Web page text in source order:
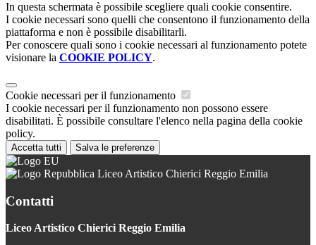
In questa schermata è possibile scegliere quali cookie consentire.
I cookie necessari sono quelli che consentono il funzionamento della
piattaforma e non è possibile disabilitarli.
Per conoscere quali sono i cookie necessari al funzionamento potete
visionare la COOKIE POLICY.
Cookie necessari per il funzionamento
I cookie necessari per il funzionamento non possono essere
disabilitati. È possibile consultare l'elenco nella pagina della cookie
policy.
Accetta tutti Salva le preferenze
Liceo Artistico Chierici Reggio Emilia
Contatti
Liceo Artistico Chierici Reggio Emilia